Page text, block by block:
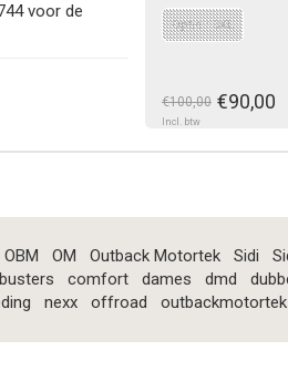
voor de
Optie : 3XL
€100,00 €90,00
Incl. btw
OBM OM Outback Motortek Sidi
comfort dames dmd
nexx offroad outbackmotortek